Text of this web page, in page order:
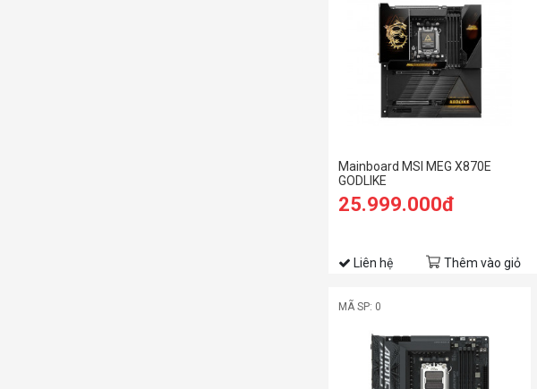
Mainboard MSI MEG X870E
GODLIKE
25.999.000đ
Liên hệ Thêm vào giỏ
MÃ SP: 0